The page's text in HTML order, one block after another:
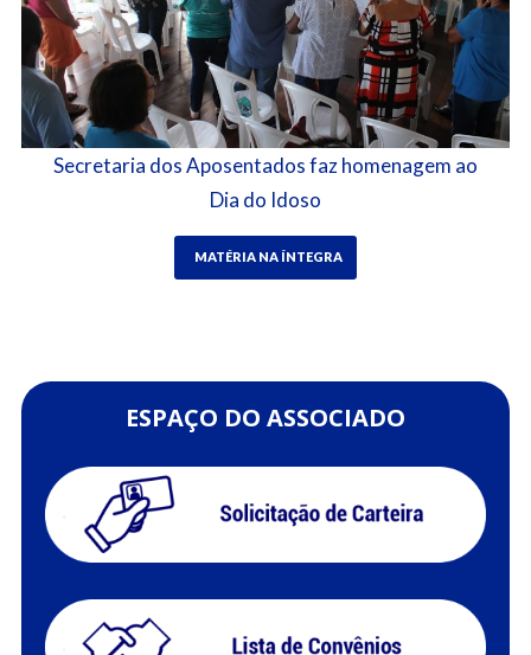
Secretaria dos Aposentados faz homenagem ao
Dia do Idoso
MATÉRIA NA ÍNTEGRA
ESPAÇO DO ASSOCIADO